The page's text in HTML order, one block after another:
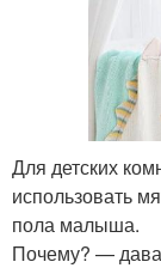
Для детских
использовать
пола малыша.
Почему? —